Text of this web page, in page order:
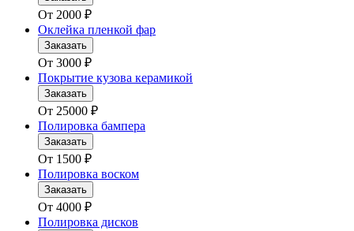
От 2000 ₽
Оклейка пленкой фар
Заказать
От 3000 ₽
Покрытие кузова керамикой
Заказать
От 25000 ₽
Полировка бампера
Заказать
От 1500 ₽
Полировка воском
Заказать
От 4000 ₽
Полировка дисков